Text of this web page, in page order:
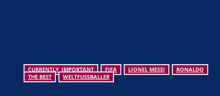
CURRENTLY_IMPORTANT FIFA LIONEL MESSI
RONALDO
THE BEST
WELTFUSSBALLER